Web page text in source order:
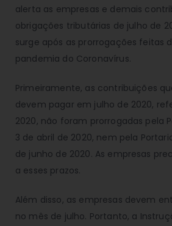
alerta as empresas e demais
obrigações tributárias de julho de
surge após as prorrogações feitas
pandemia do Coronavírus.
Primeiramente, as contribuições
devem pagar em julho de 2020,
2020, não foram prorrogadas pela
3 de abril de 2020, nem pela Portaria
de junho de 2020. As empresas
a esses prazos.
Além disso, as empresas devem
no mês de julho. Portanto, a